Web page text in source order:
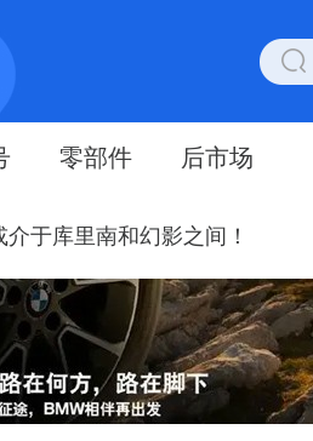
零部件 后市场
于库里南和幻影之间！